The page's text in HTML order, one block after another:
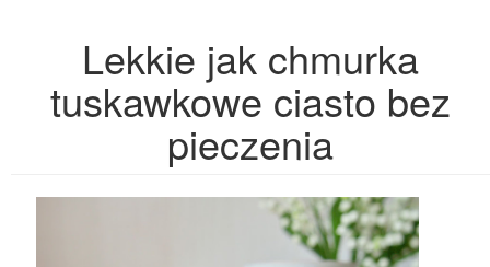
Lekkie jak chmurka
tuskawkowe ciasto bez
pieczenia